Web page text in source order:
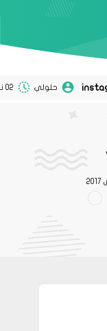
حلولي 02 نوفمبر 2020